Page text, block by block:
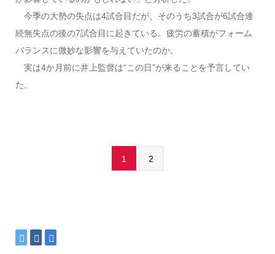
今季の大勢の失点は4試合目だが、そのうち3試合が6試合連
続無失点の後の7試合目に起きている。疲労の蓄積がフォーム
バランスに微妙な影響を与えていたのか。
実は4か月前に井上監督は“この日”が来ることを予言してい
た。
1 2